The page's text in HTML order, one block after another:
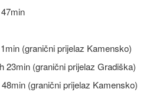
(granični prijelaz Kamensko)
23min (granični prijelaz Gradiška)
(granični prijelaz Kamensko)